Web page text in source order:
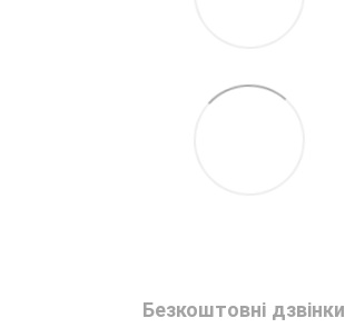
Безкоштовні дзвінки